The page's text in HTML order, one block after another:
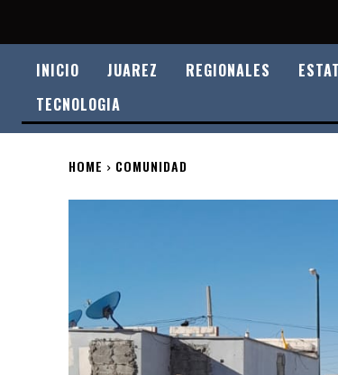
INICIO JUAREZ REGIONALES
TECNOLOGIA
HOME COMUNIDAD